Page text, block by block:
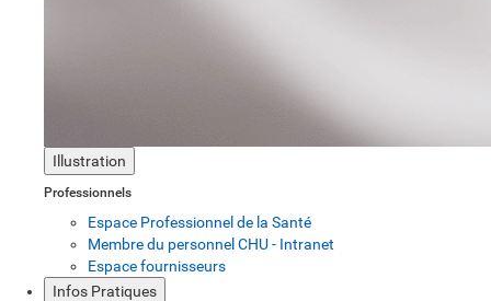
Illustration
Professionnels
Espace Professionnel de la Santé
Membre du personnel CHU - Intranet
Espace fournisseurs
Infos Pratiques